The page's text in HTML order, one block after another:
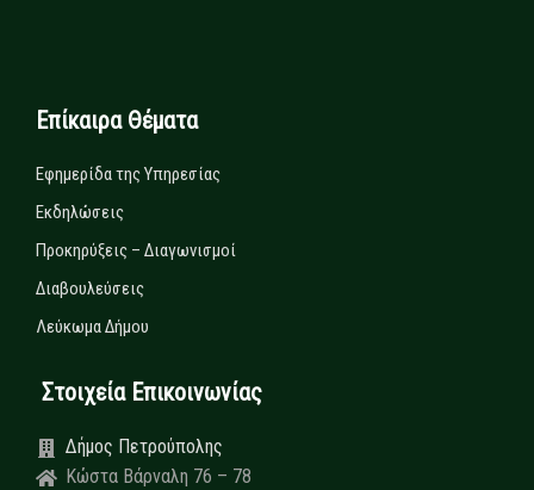
Επίκαιρα Θέματα
Εφημερίδα της Υπηρεσίας
Εκδηλώσεις
Προκηρύξεις – Διαγωνισμοί
Διαβουλεύσεις
Λεύκωμα Δήμου
Στοιχεία Επικοινωνίας
Δήμος Πετρούπολης
Κώστα Βάρναλη 76 – 78